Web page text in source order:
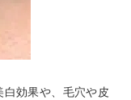
白効果や、毛穴や皮